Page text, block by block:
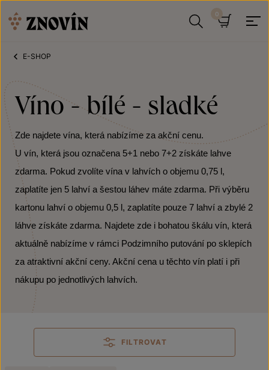
E-SHOP
Víno - bílé - sladké
Zde najdete vína, která nabízíme za akční cenu.
U vín, která jsou označena 5+1 nebo 7+2 získáte lahve
zdarma. Pokud zvolíte vína v lahvích o objemu 0,75 l,
zaplatíte jen 5 lahví a šestou láhev máte zdarma. Při výběru
kartonu lahví o objemu 0,5 l, zaplatíte pouze 7 lahví a zbylé 2
láhve získáte zdarma. Najdete zde i bohatou škálu vín, která
aktuálně nabízíme v rámci Podzimního putování po sklepích
za atraktivní akční ceny. Akční cena u těchto vín platí i při
nákupu po jednotlivých lahvích.
FILTROVAT